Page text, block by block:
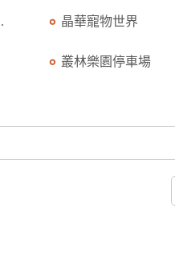
晶華寵物世界
叢林樂園停車場